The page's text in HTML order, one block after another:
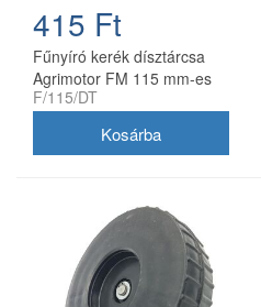
415 Ft
Fűnyíró kerék dísztárcsa
Agrimotor FM 115 mm-es
kerékhez utángyártott
F/115/DT